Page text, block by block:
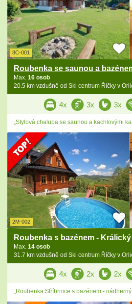
8C-001
Roubenka se saunou a
Max. 16 osob
20.5 km vzdušně od Ski centrum Říčky v
4x 3x 3x
„Stylová chalupa se saunou a kachlovými
2M-002
Roubenka s bazénem -
Max. 14 osob
31.7 km vzdušně od Ski centrum Říčky v
4x 2x 2x
„Roubenka Stříbrnice s bazénem -